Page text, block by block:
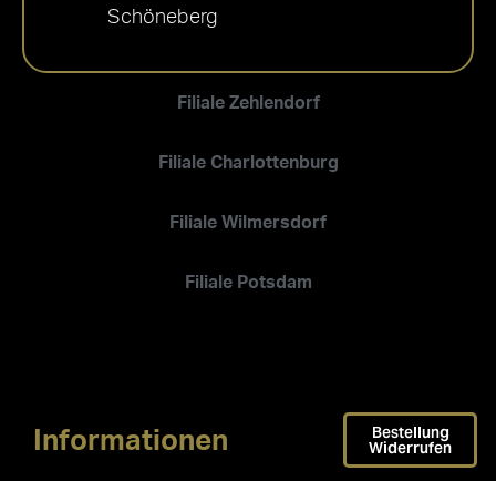
Filiale Zehlendorf
Filiale Charlottenburg
Filiale Wilmersdorf
Filiale Potsdam
Schöneberg
Informationen Bestellung
Widerrufen